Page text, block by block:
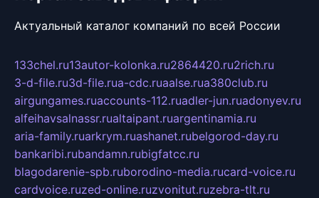
Актуальный каталог компаний по всей России
133chel.ru13autor-kolonka.ru2864420.ru2rich.ru
3-d-file.ru3d-file.rua-cdc.ruaalse.rua380club.ru
airgungames.ruaccounts-112.ruadler-jun.ruadonyev.ru
alfeihavsalnassr.rualtaipant.ruargentinamia.ru
aria-family.ruarkrym.ruashanet.rubelgorod-day.ru
bankaribi.rubandamn.rubigfatcc.ru
blagodarenie-spb.ruborodino-media.rucard-voice.ru
cardvoice.ruzed-online.ruzvonitut.ruzebra-tlt.ru